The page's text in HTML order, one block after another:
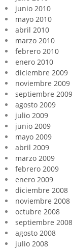
junio 2010
mayo 2010
abril 2010
marzo 2010
febrero 2010
enero 2010
diciembre 2009
noviembre 2009
septiembre 2009
agosto 2009
julio 2009
junio 2009
mayo 2009
abril 2009
marzo 2009
febrero 2009
enero 2009
diciembre 2008
noviembre 2008
octubre 2008
septiembre 2008
agosto 2008
julio 2008